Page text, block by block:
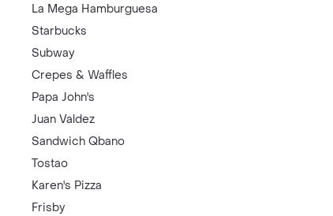
La Mega Hamburguesa
Starbucks
Subway
Crepes & Waffles
Papa John's
Juan Valdez
Sandwich Qbano
Tostao
Karen's Pizza
Frisby